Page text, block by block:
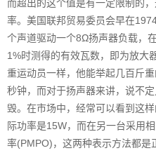
而超出的这个值是有一定限制的
率。美国联邦贸易委员会早在
个声道驱动一个8Ω扬声器负载，
1%时测得的有效瓦数，即为放大
重运动员一样，他能举起几百斤
秒钟，而对于扬声器来讲，说不
毁。在市场中，经常可以看到这
际功率是15W，而在另一台采用
率(PMPO)，这两种表示方法都是